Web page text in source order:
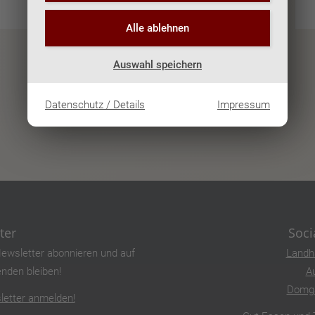
Alle ablehnen
Auswahl speichern
Datenschutz / Details Impressum
abonnieren und auf
bleiben!
anmelden!